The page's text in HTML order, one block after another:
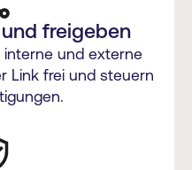
freigeben
interne und externe
Link frei und steuern